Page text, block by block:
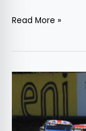
Read More »
Chevrolet
domină
debutul
sezonului